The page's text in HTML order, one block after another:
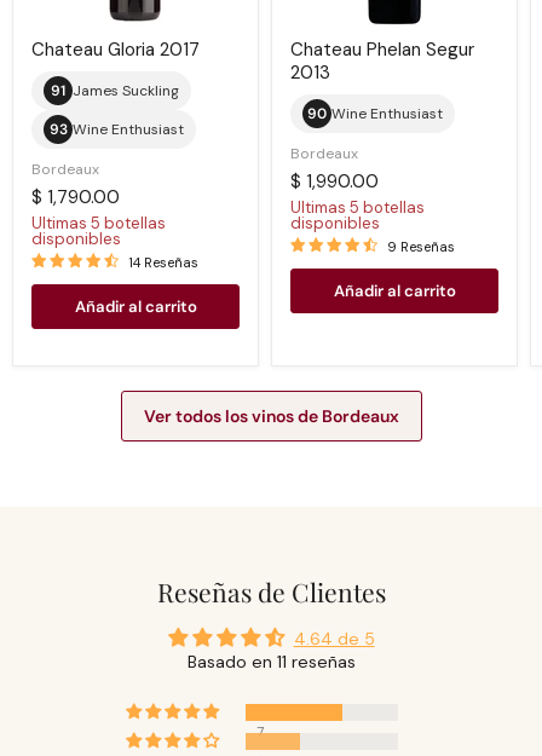
Chateau Gloria 2017
91 James Suckling
93 Wine Enthusiast
Bordeaux
$ 1,790.00
Ultimas 5 botellas
disponibles
14 Reseñas
Añadir al carrito
Chateau Phelan Segur
2013
90 Wine Enthusiast
Bordeaux
$ 1,990.00
Ultimas 5 botellas
disponibles
9 Reseñas
Añadir al carrito
Ver todos los vinos de Bordeaux
Reseñas de Clientes
4.64 de 5
Basado en 11 reseñas
7